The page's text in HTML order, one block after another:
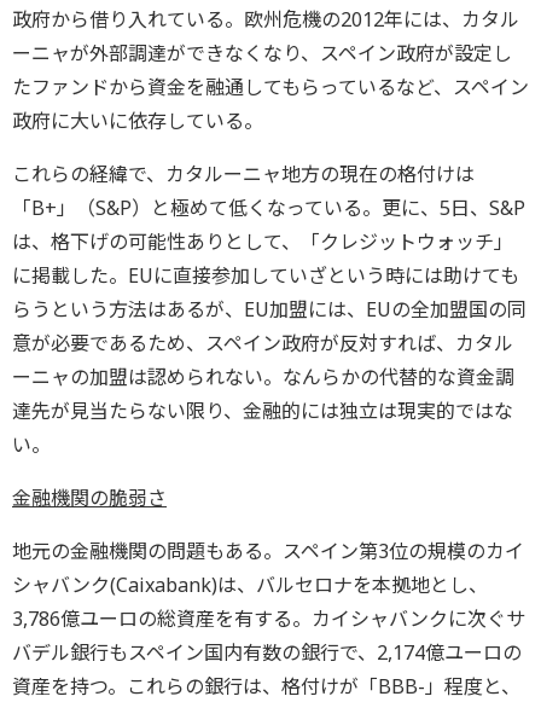
政府から借り入れている。欧州危機の2012年には、カタル
ーニャが外部調達ができなくなり、スペイン政府が設定し
たファンドから資金を融通してもらっているなど、スペイン
政府に大いに依存している。
これらの経緯で、カタルーニャ地方の現在の格付けは
「B+」（S&P）と極めて低くなっている。更に、5日、S&P
は、格下げの可能性ありとして、「クレジットウォッチ」
に掲載した。EUに直接参加していざという時には助けても
らうという方法はあるが、EU加盟には、EUの全加盟国の同
意が必要であるため、スペイン政府が反対すれば、カタル
ーニャの加盟は認められない。なんらかの代替的な資金調
達先が見当たらない限り、金融的には独立は現実的ではな
い。
金融機関の脆弱さ
地元の金融機関の問題もある。スペイン第3位の規模のカイ
シャバンク(Caixabank)は、バルセロナを本拠地とし、
3,786億ユーロの総資産を有する。カイシャバンクに次ぐサ
バデル銀行もスペイン国内有数の銀行で、2,174億ユーロの
資産を持つ。これらの銀行は、格付けが「BBB-」程度と、